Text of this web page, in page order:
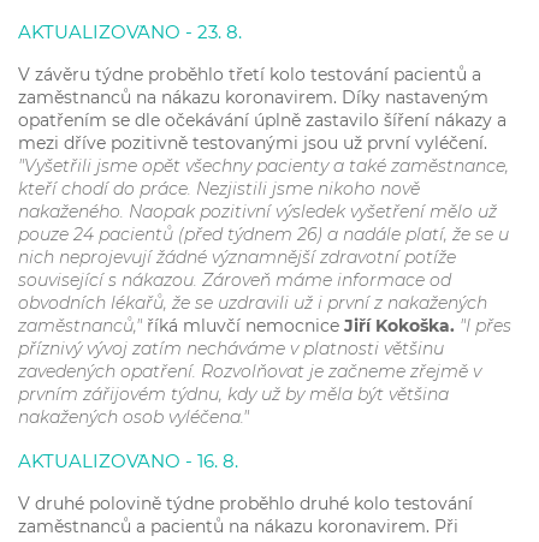
AKTUALIZOVˇANO - 23. 8.
V závěru týdne proběhlo třetí kolo testování pacientů a
zaměstnanců na nákazu koronavirem. Díky nastaveným
opatřením se dle očekávání úplně zastavilo šíření nákazy a
mezi dříve pozitivně testovanými jsou už první vyléčení.
"Vyšetřili jsme opět všechny pacienty a také zaměstnance,
kteří chodí do práce. Nezjistili jsme nikoho nově
nakaženého. Naopak pozitivní výsledek vyšetření mělo už
pouze 24 pacientů (před týdnem 26) a nadále platí, že se u
nich neprojevují žádné významnější zdravotní potíže
související s nákazou. Zároveň máme informace od
obvodních lékařů, že se uzdravili už i první z nakažených
zaměstnanců," říká mluvčí nemocnice Jiří Kokoška. "I přes
příznivý vývoj zatím necháváme v platnosti většinu
zavedených opatření. Rozvolňovat je začneme zřejmě v
prvním zářijovém týdnu, kdy už by měla být většina
nakažených osob vyléčena."
AKTUALIZOVˇANO - 16. 8.
V druhé polovině týdne proběhlo druhé kolo testování
zaměstnanců a pacientů na nákazu koronavirem. Při